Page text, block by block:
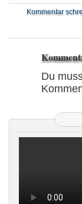
Kommentar
Du